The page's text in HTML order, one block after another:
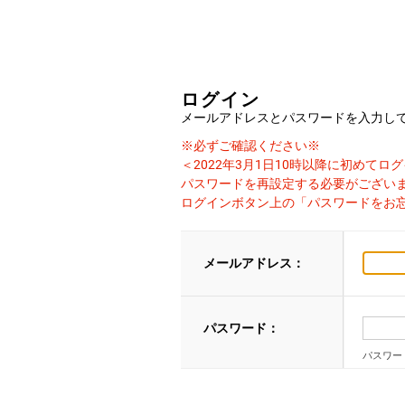
ログイン
メールアドレスとパスワードを入力し
※必ずご確認ください※
＜2022年3月1日10時以降に初めてロ
パスワードを再設定する必要がございま
ログインボタン上の「パスワードをお
メールアドレス：
パスワード：
パスワー